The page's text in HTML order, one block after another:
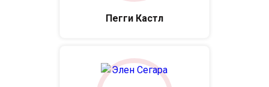
Пегги Кастл